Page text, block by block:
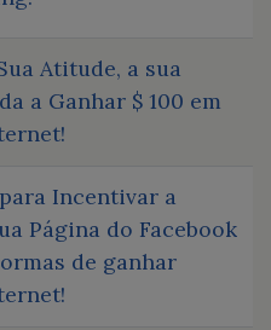
Atitude, a sua
a Ganhar $ 100 em
Incentivar a
Página do Facebook
de ganhar